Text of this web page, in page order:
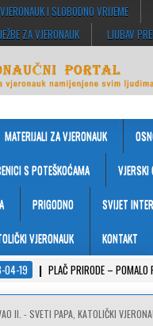
I SLOBODNO VRIJEME
ZA VJERONAUK
LJUBAV
PORTAL
MATERIJALI ZA VJERONAUK
S POTEŠKOĆAMA
PRIGODNO SVIJET
VJERONAUK
KONTAKT
04-19 PLAČ PRIRODE –
II. - SVETI PAPA KATOLIČKI